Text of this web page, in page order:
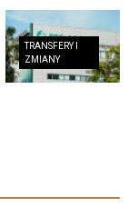
TRANSFERY I
ZMIANY